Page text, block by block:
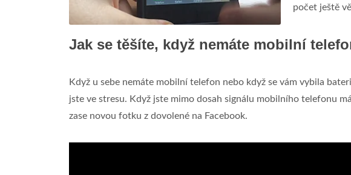
počet ještě
Jak se těšíte, když nemáte mobilní
Když u sebe nemáte mobilní telefon nebo když se vám vybila
jste ve stresu. Když jste mimo dosah signálu mobilního telefonu
zase novou fotku z dovolené na Facebook.